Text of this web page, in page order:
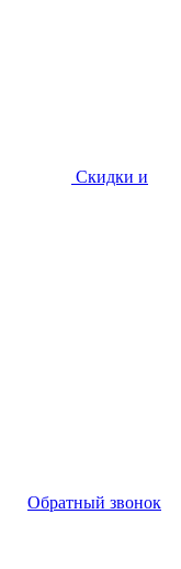
Скидки и
Обратный звонок